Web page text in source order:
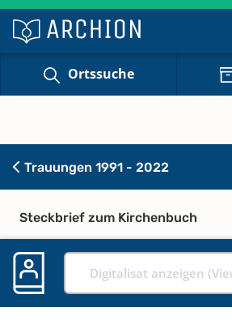
Ortssuche
Trauungen 1991 - 2022
Steckbrief zum Kirchenbuch
Digitalisat anzeigen